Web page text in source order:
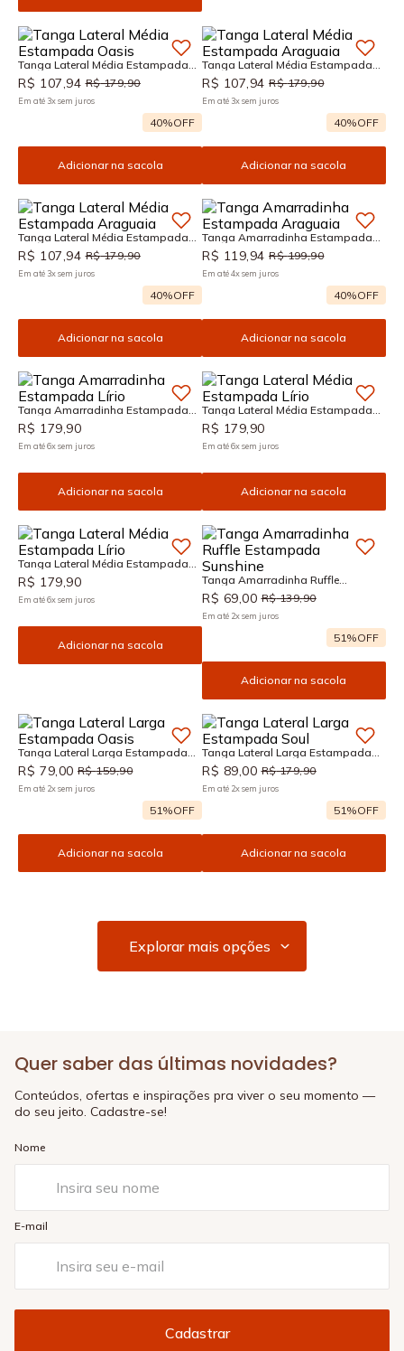
Tanga Lateral Média Estampada
Oasis
R$ 107,94 R$ 179,90
Em até 3xsem juros
40%OFF
Adicionar na sacola
Tanga Lateral Média Estampada
Araguaia
R$ 107,94 R$ 179,90
Em até 3xsem juros
40%OFF
Adicionar na sacola
Tanga Lateral Média Estampada
Araguaia
R$ 107,94 R$ 179,90
Em até 3xsem juros
40%OFF
Adicionar na sacola
Tanga Amarradinha Estampada
Araguaia
R$ 119,94 R$ 199,90
Em até4xsem juros
40%OFF
Adicionar na sacola
Tanga Amarradinha Estampada
Lírio
R$ 179,90
Em até6xsem juros
Adicionar na sacola
Tanga Lateral Média Estampada
Lírio
R$ 179,90
Em até6xsem juros
Adicionar na sacola
Tanga Lateral Média Estampada
Lírio
R$ 179,90
Em até6xsem juros
Adicionar na sacola
Tanga Amarradinha Ruffle
Estampada Sunshine
R$ 69,00 R$ 139,90
Em até 2xsem juros
51%OFF
Adicionar na sacola
Tanga Lateral Larga Estampada
Oasis
R$ 79,00 R$ 159,90
Em até 2xsem juros
51%OFF
Adicionar na sacola
Tanga Lateral Larga Estampada
Soul
R$ 89,00 R$ 179,90
Em até 2xsem juros
51%OFF
Adicionar na sacola
Quer saber das últimas novidades?
Conteúdos, ofertas e inspirações pra viver o seu momento —
do seu jeito. Cadastre-se!
Nome
E-mail